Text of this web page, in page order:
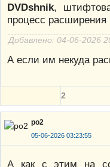
DVDshnik,
процесс расширения
Добавлено: 04-06-2026
А если им некуда
2
po2
05-06-2026 03:23:55
А как с этим на